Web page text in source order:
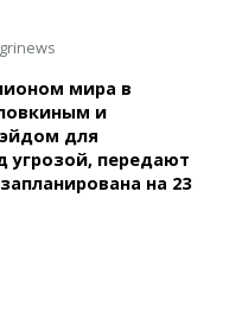
мира в
и
для
угрозой, передают
на 23